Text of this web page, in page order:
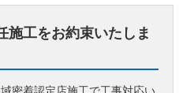
施工をお約束いたしま